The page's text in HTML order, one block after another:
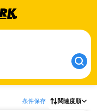
条件保存 関連度順